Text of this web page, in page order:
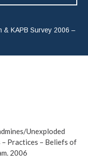
& KAPB Survey 2006 –
Unexploded
Practices – Beliefs of
2006